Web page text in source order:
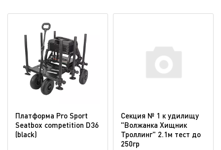
Платформа Pro Sport
Seatbox competition D36
(blaсk)
Секция № 1 к удилищу
"Волжанка Хищник
Троллинг" 2.1м тест до
250гр